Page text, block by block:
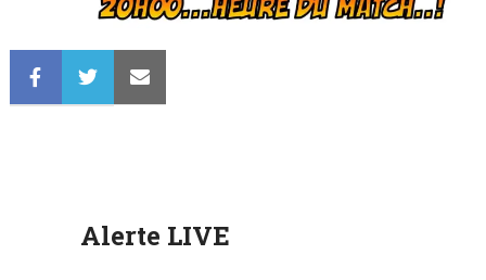
Alerte LIVE